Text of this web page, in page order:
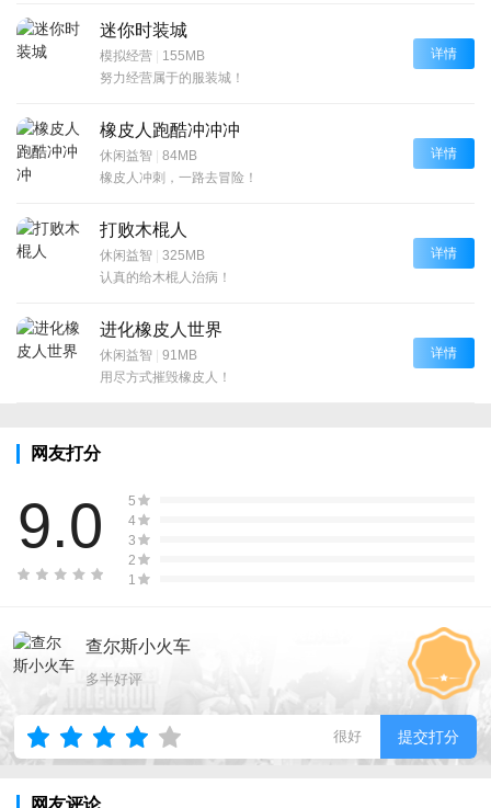
迷你时装城
模拟经营 | 155MB
努力经营属于的服装城！
详情
橡皮人跑酷冲冲冲
休闲益智 | 84MB
橡皮人冲刺，一路去冒险！
详情
打败木棍人
休闲益智 | 325MB
认真的给木棍人治病！
详情
进化橡皮人世界
休闲益智 | 91MB
用尽方式摧毁橡皮人！
详情
网友打分
9.0
5
4
3
2
1
查尔斯小火车
多半好评
很好 提交打分
网友评论